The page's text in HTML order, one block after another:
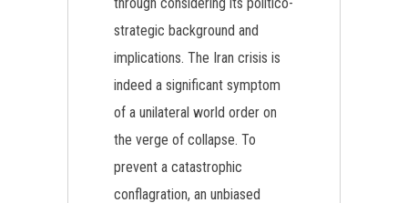
strategic background and
implications. The Iran crisis is
indeed a significant symptom
of a unilateral world order on
the verge of collapse. To
prevent a catastrophic
conflagration, an unbiased